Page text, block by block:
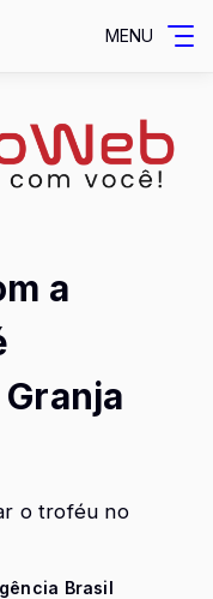
MENU
a
o troféu no
Brasil